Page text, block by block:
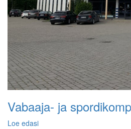
Vabaaja- ja
Loe edasi